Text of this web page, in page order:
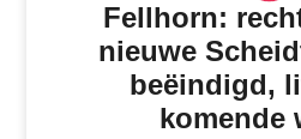
Fellhorn:
nieuwe
beëindigd,
komende